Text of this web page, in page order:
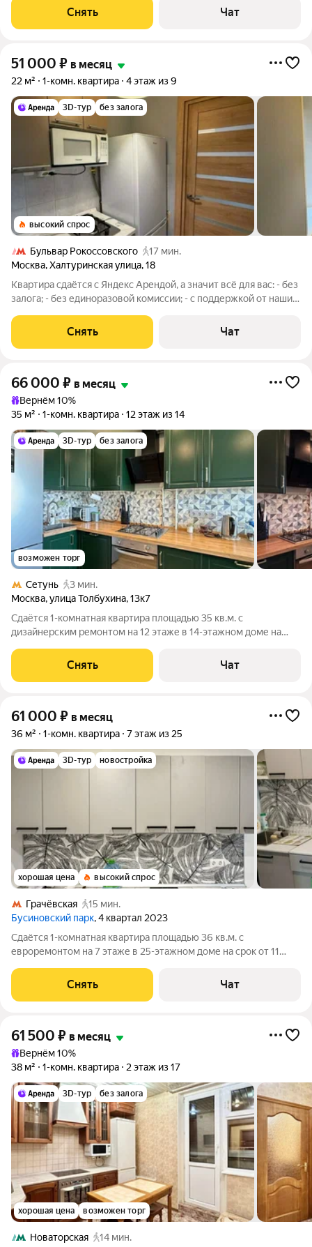
Посудомоечная машина
Снять Чат
51 000 ₽ в месяц
22 м² 1-комн. квартира 4 этаж из 9
3D-тур без залога
высокий спрос
Бульвар Рокоссовского
17 мин.
Москва,Халтуринская улица,18
Квартира сдаётся с Яндекс Арендой, а значит всё для вас: - без
залога; - без единоразовой комиссии; - с поддержкой от наших
вам квартиру онлайн это так же детально, как вживую, только
вы не
Снять Чат
66 000 ₽ в месяц
Вернём 10%
35 м²
1-комн. квартира 12 этаж из 14
3D-тур без залога
возможен торг
Сетунь
3 мин.
Москва,улица Толбухина,13к7
Сдаётся 1-комнатная квартира площадью 35 кв.м. с
дизайнерским ремонтом на 12 этаже в 14-этажном доме на
Стиральная машина Холодильник Посудомоечная машина
Кондиционер В ванной и на
Снять Чат
61 000 ₽ в месяц
36 м² 1-комн. квартира 7 этаж из 25
3D-тур новостройка
хорошая цена высокий спрос
Грачёвская
15 мин.
Бусиновский парк, 4 квартал 2023
Сдаётся 1-комнатная квартира площадью 36 кв.м. с
евроремонтом на 7 этаже в 25-этажном доме на срок от 11
Холодильник Дом - панельный, окна выходят на улицу. В
подъезде 4 лифта - 2 грузовых и
Снять Чат
61 500 ₽ в месяц
Вернём 10%
38 м²
1-комн. квартира 2 этаж из 17
3D-тур без залога
хорошая цена возможен торг
Новаторская
14 мин.